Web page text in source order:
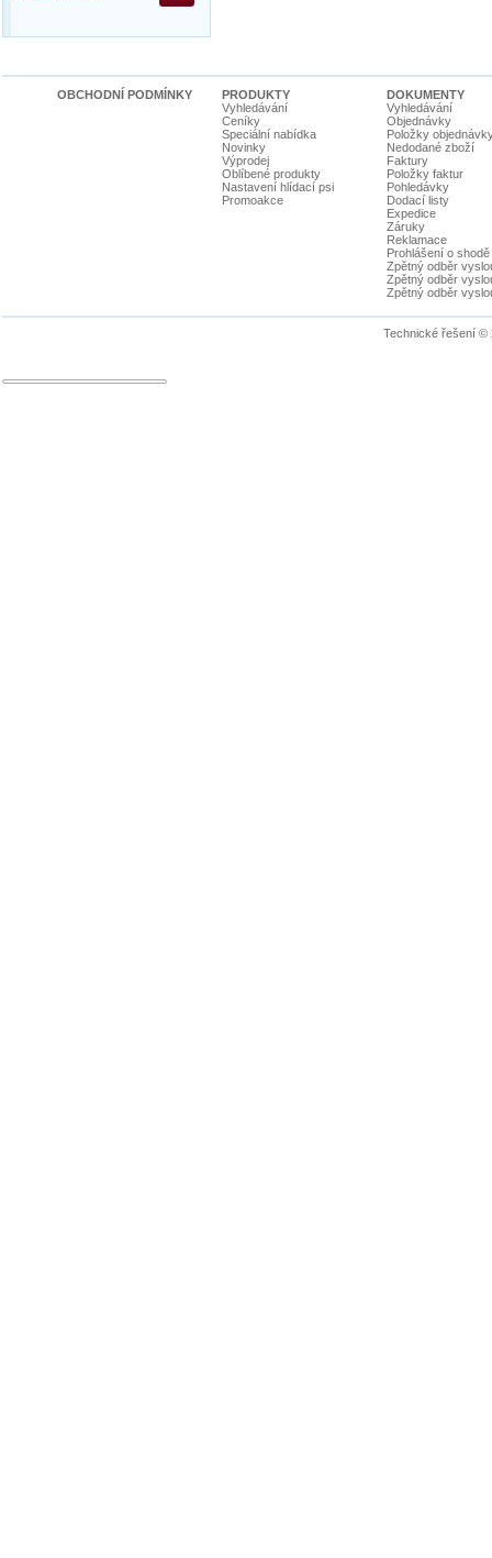
OBCHODNÍ PODMÍNKY
PRODUKTY
Vyhledávání
Ceníky
Speciální nabídka
Novinky
Výprodej
Oblíbené produkty
Nastavení hlídací psi
Promoakce
DOKUMENTY
Vyhledávání
Objednávky
Položky
Nedodané zboží
Faktury
Položky faktur
Pohledávky
Dodací listy
Expedice
Záruky
Reklamace
Prohlášení o shodě
Zpětný odběr
Zpětný odběr
Zpětný odběr
Technické řešení ©